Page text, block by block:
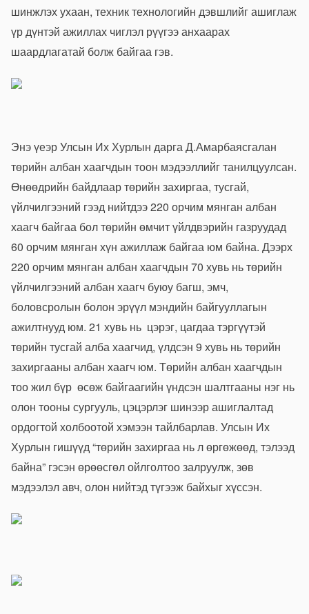
шинжлэх ухаан, техник технологийн дэвшлийг ашиглаж
үр дүнтэй ажиллах чиглэл рүүгээ анхаарах
шаардлагатай болж байгаа гэв.
Энэ үеэр Улсын Их Хурлын дарга Д.Амарбаясгалан
төрийн албан хаагчдын тоон мэдээллийг танилцуулсан.
Өнөөдрийн байдлаар төрийн захиргаа, тусгай,
үйлчилгээний гээд нийтдээ 220 орчим мянган албан
хаагч байгаа бол төрийн өмчит үйлдвэрийн газруудад
60 орчим мянган хүн ажиллаж байгаа юм байна. Дээрх
220 орчим мянган албан хаагчдын 70 хувь нь төрийн
үйлчилгээний албан хаагч буюу багш, эмч,
боловсролын болон эрүүл мэндийн байгууллагын
ажилтнууд юм. 21 хувь нь цэрэг, цагдаа тэргүүтэй
төрийн тусгай алба хаагчид, үлдсэн 9 хувь нь төрийн
захиргааны албан хаагч юм. Төрийн албан хаагчдын
тоо жил бүр өсөж байгаагийн үндсэн шалтгааны нэг нь
олон тооны сургууль, цэцэрлэг шинээр ашиглалтад
ордогтой холбоотой хэмээн тайлбарлав. Улсын Их
Хурлын гишүүд “төрийн захиргаа нь л өргөжөөд, тэлээд
байна” гэсэн өрөөсгөл ойлголтоо залруулж, зөв
мэдээлэл авч, олон нийтэд түгээж байхыг хүссэн.